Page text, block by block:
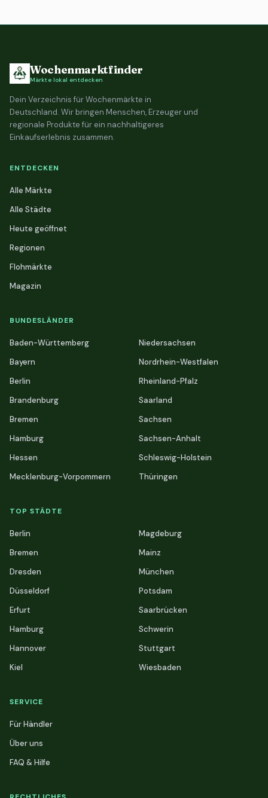
Wochenmarktfinder
Märkte lokal entdecken
Dein Verzeichnis für Wochenmärkte in
Deutschland. Wir bringen Menschen, Erzeuger und
regionale Produkte für ein nachhaltigeres
Einkaufserlebnis zusammen.
ENTDECKEN
Alle Märkte
Alle Städte
Heute geöffnet
Regionen
Flohmärkte
Magazin
BUNDESLÄNDER
Baden-Württemberg
Bayern
Berlin
Brandenburg
Bremen
Hamburg
Hessen
Mecklenburg-Vorpommern
Niedersachsen
Nordrhein-Westfalen
Rheinland-Pfalz
Saarland
Sachsen
Sachsen-Anhalt
Schleswig-Holstein
Thüringen
TOP STÄDTE
Berlin
Bremen
Dresden
Düsseldorf
Erfurt
Hamburg
Hannover
Kiel
Magdeburg
Mainz
München
Potsdam
Saarbrücken
Schwerin
Stuttgart
Wiesbaden
SERVICE
Für Händler
Über uns
FAQ & Hilfe